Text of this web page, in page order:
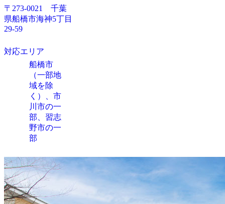
〒273-0021 千葉
県船橋市海神5丁目
29-59
対応エリア
船橋市
（一部地
域を除
く）、市
川市の一
部、習志
野市の一
部